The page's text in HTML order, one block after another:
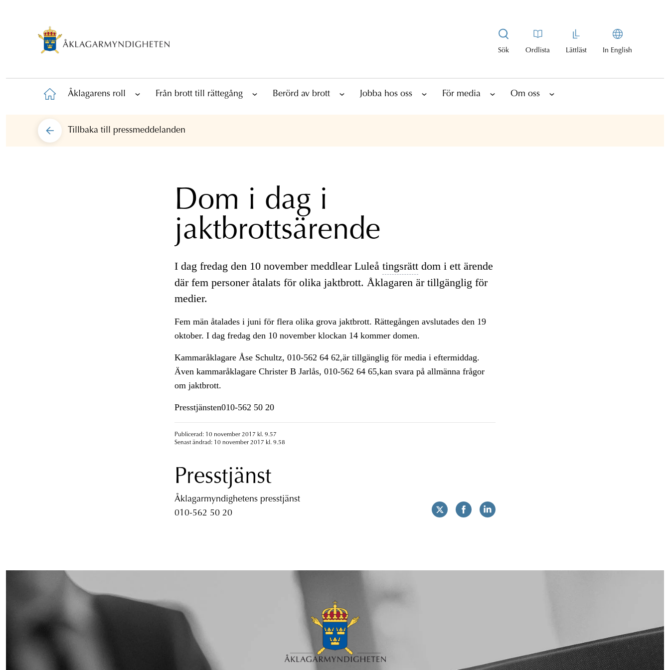
Sök Ordlista Lättläst In English
Åklagarens roll Från brott till rättegång Berörd av brott Jobba hos oss För media Om oss
Tillbaka till pressmeddelanden
Dom i dag i
jaktbrottsärende
I dag fredag den 10 november meddlear Luleå tingsrättdom i ett ärende
där fem personer åtalats för olika jaktbrott. Åklagaren är tillgänglig för
medier.
Fem män åtalades i juni för flera olika grova jaktbrott. Rättegången avslutades den 19
oktober. I dag fredag den 10 november klockan 14 kommer domen.
Kammaråklagare Åse Schultz, 010-562 64 62,är tillgänglig för media i eftermiddag.
Även kammaråklagare Christer B Jarlås, 010-562 64 65,kan svara på allmänna frågor
om jaktbrott.
Presstjänsten010-562 50 20
Publicerad: 10 november 2017 kl. 9.57
Senast ändrad: 10 november 2017 kl. 9.58
Presstjänst
Åklagarmyndighetens presstjänst
010-562 50 20